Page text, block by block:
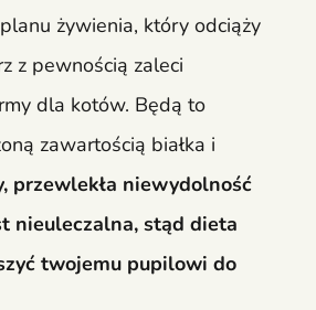
żywienia, który odciąży
z pewnością zaleci
dla kotów. Będą to
zawartością białka i
przewlekła niewydolność
nieuleczalna, stąd dieta
twojemu pupilowi do